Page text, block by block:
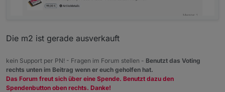
Die m2 ist gerade ausverkauft
kein Support per PN! - Fragen im Forum stellen - Benutzt das Voting
rechts unten im Beitrag wenn er euch geholfen hat.
Das Forum freut sich über eine Spende. Benutzt dazu den
Spendenbutton oben rechts. Danke!